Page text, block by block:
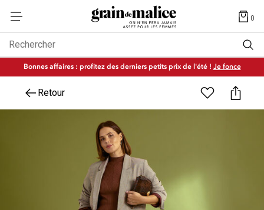
0
Rechercher
Bonnes affaires : profitez des derniers petits prix de l'été ! Je fonce
Retour